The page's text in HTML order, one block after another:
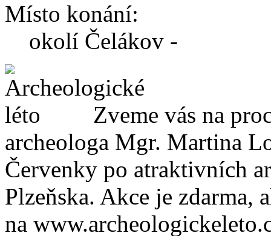
Místo konání:
okolí Čelákov -
Zveme vás na
archeologa Mgr. Martina
Červenky po atraktivních
Plzeňska. Akce je zdarma,
na